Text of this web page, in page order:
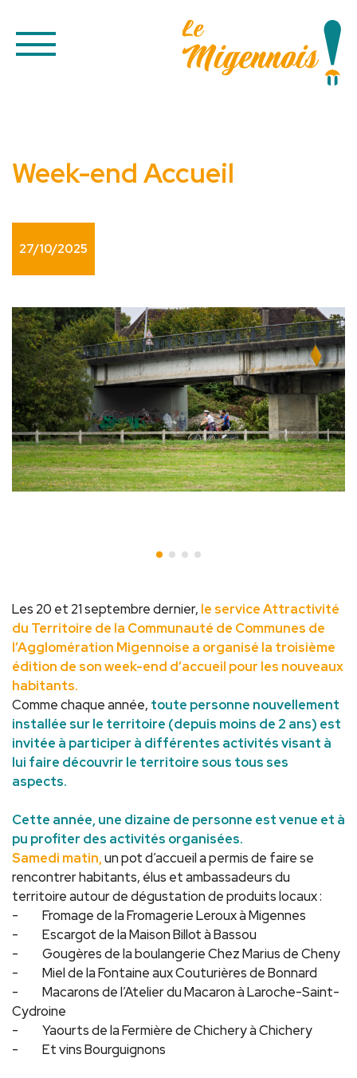
Week-end Accueil
27/10/2025
Les 20 et 21 septembre dernier, le service Attractivité
du Territoire de la Communauté de Communes de
l’Agglomération Migennoise a organisé la troisième
édition de son week-end d’accueil pour les nouveaux
habitants.
Comme chaque année, toute personne nouvellement
installée sur le territoire (depuis moins de 2 ans) est
invitée à participer à différentes activités visant à
lui faire découvrir le territoire sous tous ses
aspects.
Cette année, une dizaine de personne est venue et à
pu profiter des activités organisées.
Samedi matin,un pot d’accueil a permis de faire se
rencontrer habitants, élus et ambassadeurs du
territoire autour de dégustation de produits locaux :
- Fromage de la Fromagerie Leroux à Migennes
- Escargot de la Maison Billot à Bassou
- Gougères de la boulangerie Chez Marius de Cheny
- Miel de la Fontaine aux Couturières de Bonnard
- Macarons de l’Atelier du Macaron à Laroche-Saint-
Cydroine
- Yaourts de la Fermière de Chichery à Chichery
- Et vins Bourguignons